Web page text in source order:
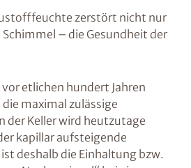
zerstört nicht nur
– die Gesundheit der
etlichen hundert Jahren
maximal zulässige
der Keller wird heutzutage
kapillar aufsteigende
deshalb die Einhaltung bzw.